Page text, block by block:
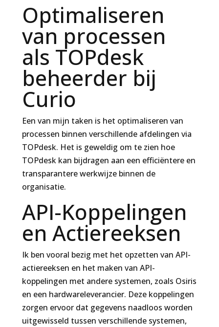
Optimaliseren
van processen
als TOPdesk
beheerder bij
Curio
Een van mijn taken is het optimaliseren van
processen binnen verschillende afdelingen via
TOPdesk. Het is geweldig om te zien hoe
TOPdesk kan bijdragen aan een efficiëntere en
transparantere werkwijze binnen de
organisatie.
API-Koppelingen
en Actiereeksen
Ik ben vooral bezig met het opzetten van API-
actiereeksen en het maken van API-
koppelingen met andere systemen, zoals Osiris
en een hardwareleverancier. Deze koppelingen
zorgen ervoor dat gegevens naadloos worden
uitgewisseld tussen verschillende systemen,